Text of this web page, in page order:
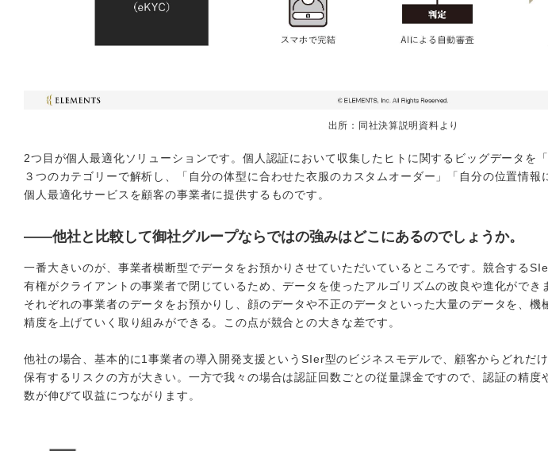
出所：同社決算説明資料より
2つ目が個人最適化ソリューションです。個人認証において収集したヒトに関するビッグデータを
３つのカテゴリーで解析し、「自分の体型に合わせた衣服のカスタムオーダー」「自分の位置情報
個人最適化サービスを顧客の事業者に提供するものです。
――他社と比較して御社グループならではの強みはどこにあるのでしょうか。
一番大きいのが、事業者横断型でデータをお預かりさせていただいているところです。競合する
有権がクライアントの事業者で閉じているため、データを使ったアルゴリズムの改良や進化ができ
それぞれの事業者のデータをお預かりし、顔のデータや不正のデータといった大量のデータを、機
精度を上げていく取り組みができる。この点が競合との大きな差です。
他社の場合、基本的に1事業者の導入開発支援というSIer型のビジネスモデルで、顧客からどれだ
保有するリスクの方が大きい。一方で我々の場合は認証回数ごとの従量課金ですので、認証の精度
数が伸びて収益につながります。